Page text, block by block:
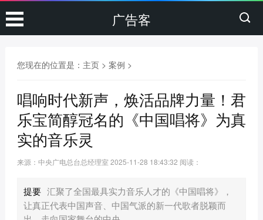
广告客
您现在的位置是： 主页> 案例 >
唱响时代新声，焕活品牌力量！君
乐宝简醇冠名的《中国唱将》为真
实的音乐灵
来源：中央广电总台总经理室 2025-11-28 18:43:32 阅读：
提要 汇聚了全国最具实力音乐人才的《中国唱将》，
让真正代表中国声音、中国气派的新一代歌者脱颖而